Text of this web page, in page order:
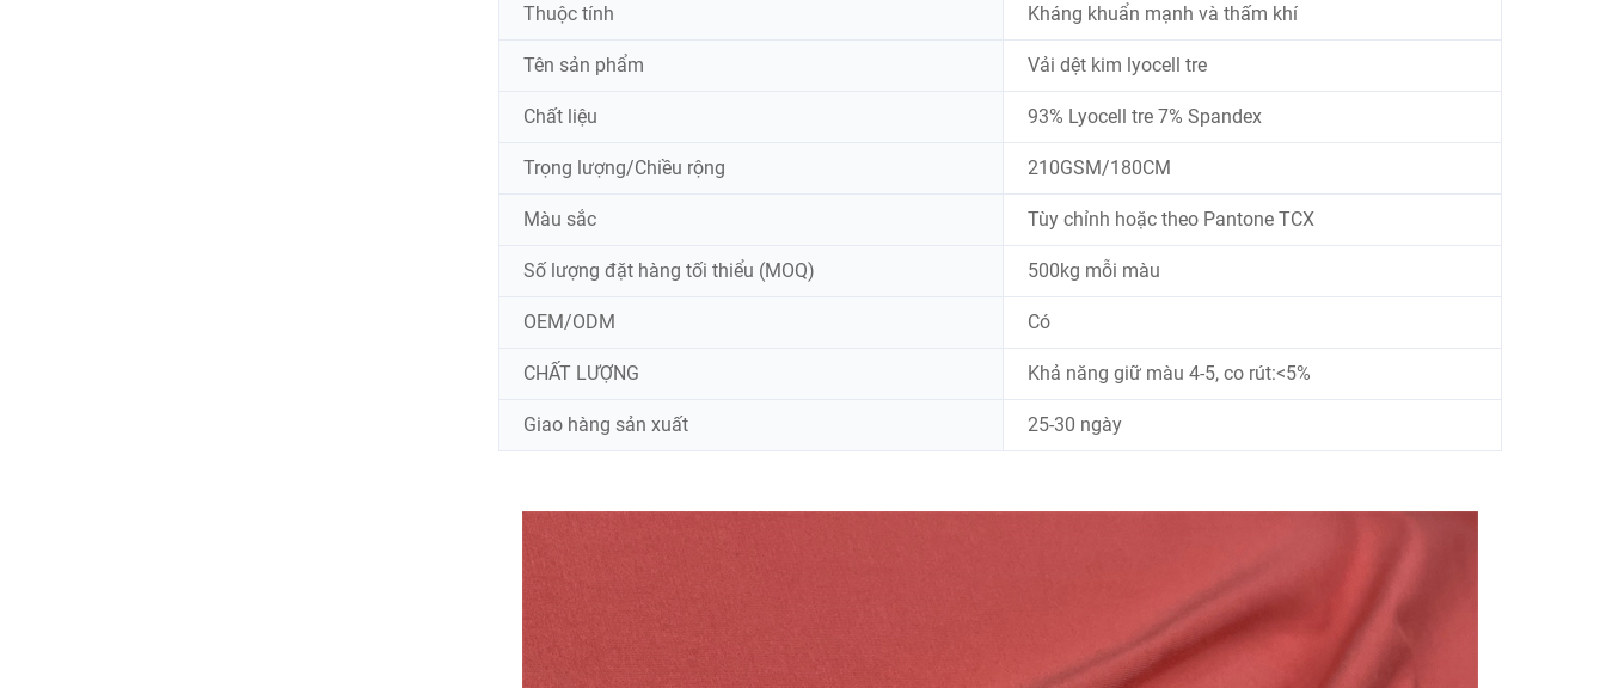
Thuộc tính Kháng khuẩn mạnh và thấm khí
Tên sản phẩm Vải dệt kim lyocell tre
Chất liệu 93% Lyocell tre 7% Spandex
Trọng lượng/Chiều rộng 210GSM/180CM
Màu sắc Tùy chỉnh hoặc theo Pantone TCX
Số lượng đặt hàng tối thiểu (MOQ) 500kg mỗi màu
OEM/ODM Có
CHẤT LƯỢNG Khả năng giữ màu 4-5, co rút:<5%
Giao hàng sản xuất 25-30 ngày